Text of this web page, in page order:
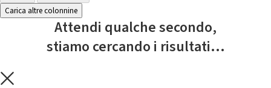
Carica altre colonnine
Attendi qualche secondo,
stiamo cercando i risultati...